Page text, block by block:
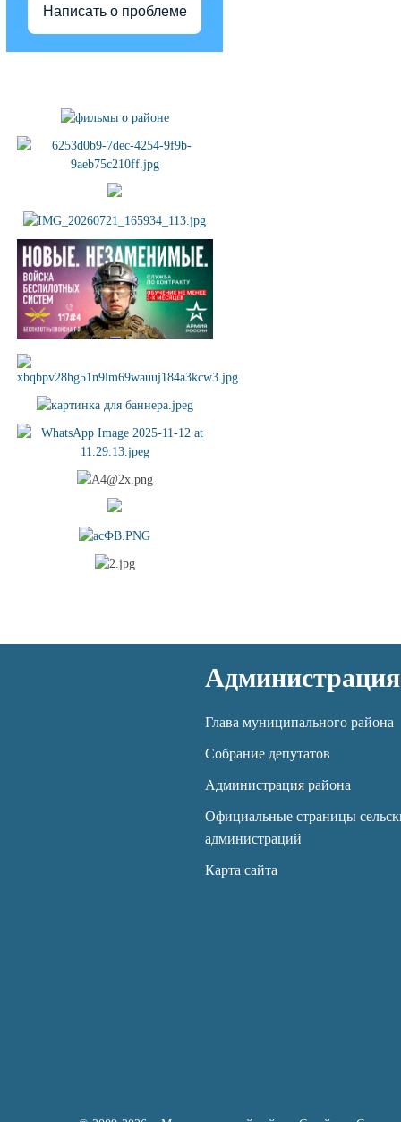
Написать о проблеме
Администрация
Глава муниципального района
Собрание депутатов
Администрация района
Официальные страницы
администраций
Карта сайта